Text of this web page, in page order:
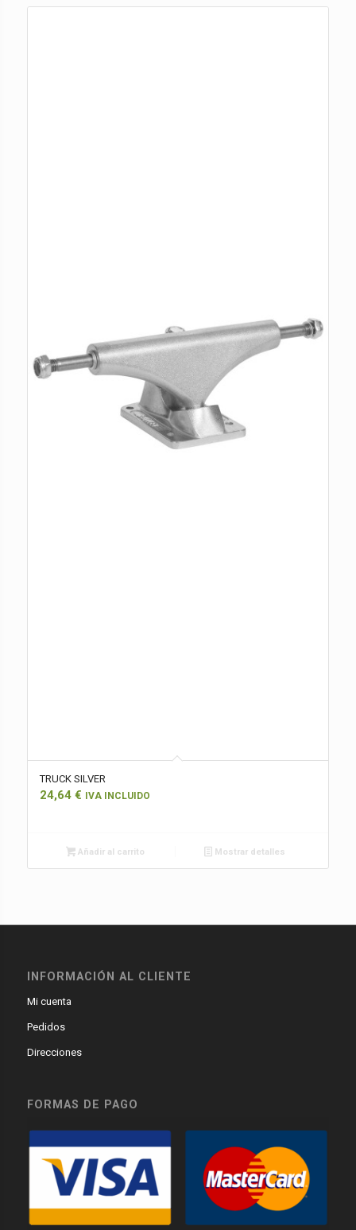
TRUCK SILVER
24,64 € IVA INCLUIDO
Añadir al carrito Mostrar detalles
INFORMACIÓN AL CLIENTE
Mi cuenta
Pedidos
Direcciones
FORMAS DE PAGO